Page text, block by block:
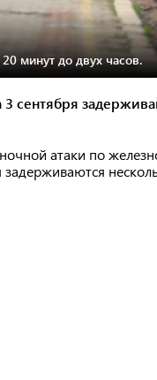
минут до двух часов.
сентября
ночной атаки по